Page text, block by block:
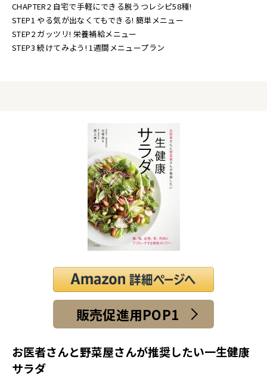
CHAPTER2 自宅で手軽にできる脱うつレシピ58種!
STEP1 やる気が出なくてもできる! 簡単メニュー
STEP2 ガッツリ! 栄養補給メニュー
STEP3 続けてみよう! 1週間メニュープラン
販売促進用POP1
お医者さんと野菜屋さんが推奨したい一生健康
サラダ